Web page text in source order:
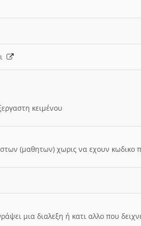
κειμένου
(μαθητων) χωρις να εχουν κωδικο
μια διαλεξη ή κατι αλλο που